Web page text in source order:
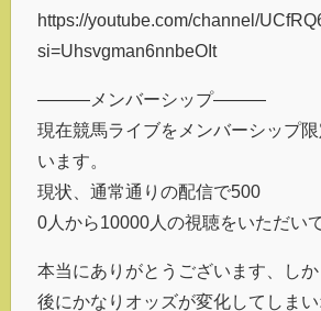
https://youtube.com/channel/
si=Uhsvgman6nnbeOIt
———メンバーシップ———
現在競馬ライブをメンバーシップ
います。
現状、通常通りの配信で500
0人から10000人の視聴をいただい
本当にありがとうございます、し
後にかなりオッズが変化してしま